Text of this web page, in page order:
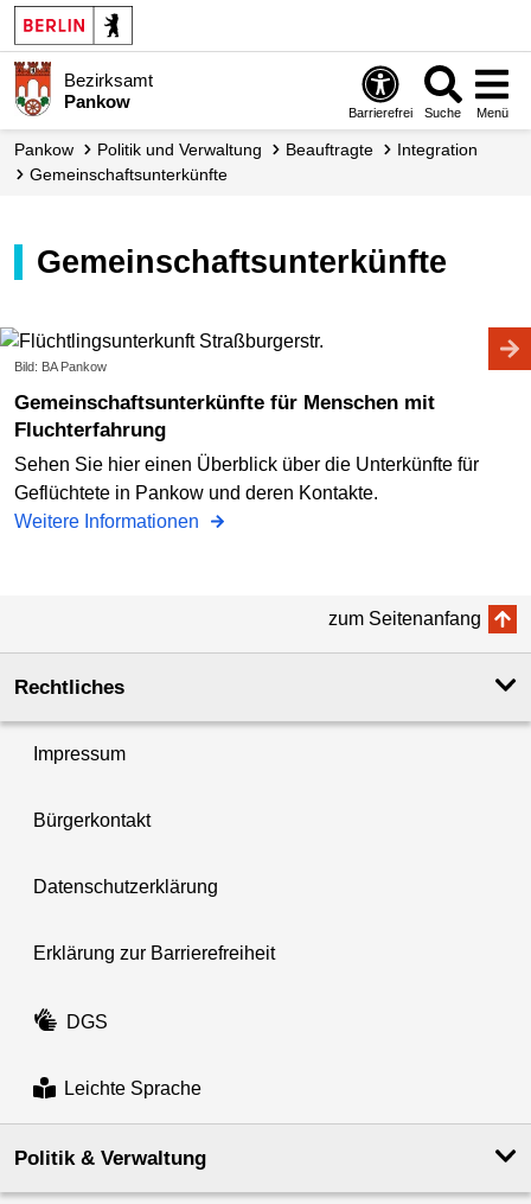
Bezirksamt
Pankow
Barrierefrei Suche Menü
Pankow Politik und Verwaltung Beauftragte
Integration
Gemeinschafts­unterkünfte
Gemeinschaftsunterkünfte
Bild: BA Pankow
Gemeinschaftsunterkünfte für Menschen mit
Fluchterfahrung
Sehen Sie hier einen Überblick über die Unterkünfte für
Geflüchtete in Pankow und deren Kontakte.
Weitere Informationen
zum Seitenanfang
Rechtliches
Impressum
Bürgerkontakt
Datenschutzerklärung
Erklärung zur Barrierefreiheit
DGS
Leichte Sprache
Politik & Verwaltung